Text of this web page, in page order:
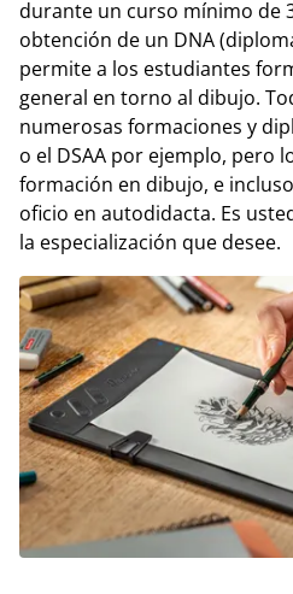
durante un curso mínimo de
obtención de un DNA
permite a los estudiantes
general en torno al dibujo.
numerosas formaciones y
o el DSAA por ejemplo, pero
formación en dibujo, e
oficio en autodidacta. Es
la especialización que desee.